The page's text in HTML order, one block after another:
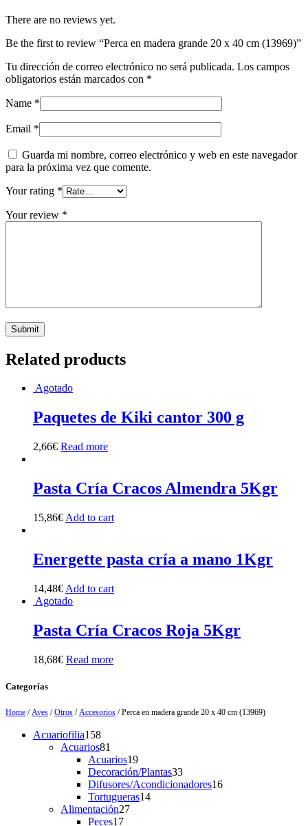
There are no reviews yet.
Be the first to review “Perca en madera grande 20 x 40 cm (13969)”
Tu dirección de correo electrónico no será publicada. Los campos
obligatorios están marcados con *
Name *
Email *
Guarda mi nombre, correo electrónico y web en este navegador
para la próxima vez que comente.
Your rating *
Your review *
Related products
Agotado
Paquetes de Kiki cantor 300 g
2,66€ Read more
Pasta Cría Cracos Almendra 5Kgr
15,86€ Add to cart
Energette pasta cría a mano 1Kgr
14,48€ Add to cart
Agotado
Pasta Cría Cracos Roja 5Kgr
18,68€ Read more
Categorías
Home /Aves /Otros /Accesorios / Perca en madera grande 20 x 40 cm (13969)
Acuariofilia158158
products
Acuarios81
products
Acuarios1919
products
Decoración/Plantas3333
products
Difusores/Acondicionadores1616
Tortugueras1414
Alimentación2727
Peces1717